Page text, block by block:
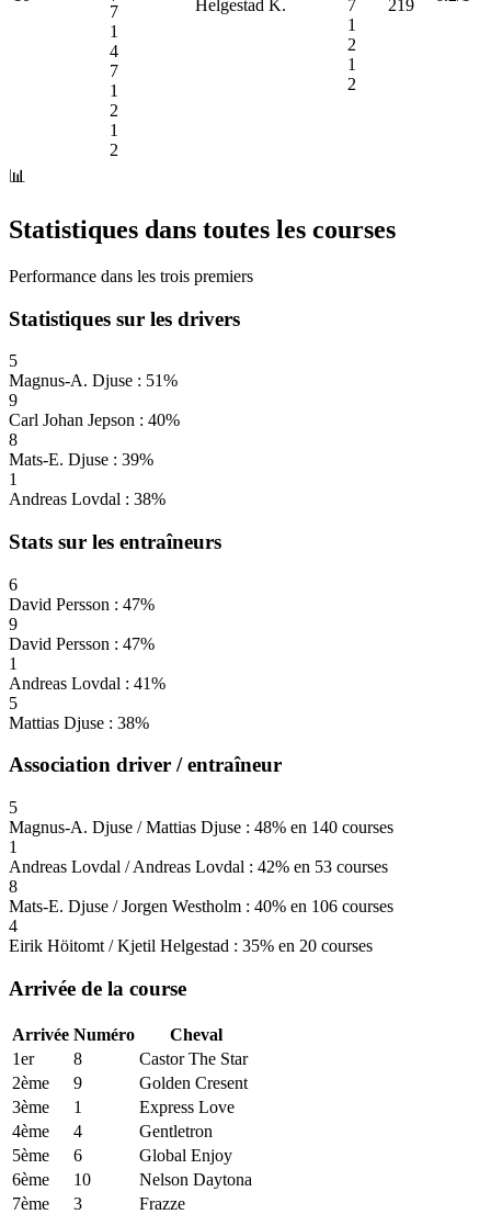
7
1
4
7
1
2
1
2
Helgestad K.
7
1
2
1
2
219
📊
Statistiques dans toutes les courses
Performance dans les trois premiers
Statistiques sur les drivers
5
Magnus-A. Djuse : 51%
9
Carl Johan Jepson : 40%
8
Mats-E. Djuse : 39%
1
Andreas Lovdal : 38%
Stats sur les entraîneurs
6
David Persson : 47%
9
David Persson : 47%
1
Andreas Lovdal : 41%
5
Mattias Djuse : 38%
Association driver / entraîneur
5
Magnus-A. Djuse / Mattias Djuse : 48% en 140 courses
1
Andreas Lovdal / Andreas Lovdal : 42% en 53 courses
8
Mats-E. Djuse / Jorgen Westholm : 40% en 106 courses
4
Eirik Höitomt / Kjetil Helgestad : 35% en 20 courses
Arrivée de la course
Arrivée Numéro
Cheval
1er
8
Castor The Star
2ème
9
Golden Cresent
3ème
1
Express Love
4ème
4
Gentletron
5ème
6
Global Enjoy
6ème
10
Nelson Daytona
7ème
3 Frazze